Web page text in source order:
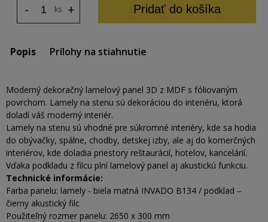
ks +
- Pridať do košíka
Popis Prílohy na stiahnutie
Moderný dekoračný lamelový panel 3D z MDF s fóliovaným
povrchom. Lamely na stenu sú dekoráciou do interiéru, ktorá
doladí váš moderný interiér.
Lamely na stenu sú vhodné pre súkromné interiéry, kde sa hodia
do obývačky, spálne, chodby, detskej izby, ale aj do komerčných
interiérov, kde doladia priestory reštaurácií, hotelov, kancelárií.
Vďaka podkladu z filcu plní lamelový panel aj akustickú funkciu.
Technické informácie:
Farba panelu: lamely - biela matná INVADO B134 / podklad –
čierny akustický filc
Použiteľný rozmer panelu: 2650 x 300 mm